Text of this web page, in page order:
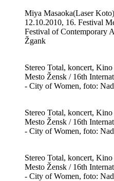
Miya Masaoka(Laser
12.10.2010, 16. Festival
Festival of Contemporary
Žgank
Stereo Total, koncert,
Mesto Žensk / 16th
- City of Women, foto:
Stereo Total, koncert,
Mesto Žensk / 16th
- City of Women, foto:
Stereo Total, koncert,
Mesto Žensk / 16th
- City of Women, foto: